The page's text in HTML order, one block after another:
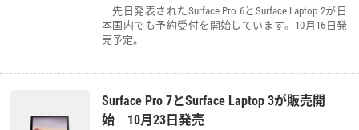
先日発表されたSurface Pro 6とSurface Laptop 2が日
本国内でも予約受付を開始しています。10月16日発
売予定。
Surface Pro 7とSurface Laptop 3が販売開
始 10月23日発売